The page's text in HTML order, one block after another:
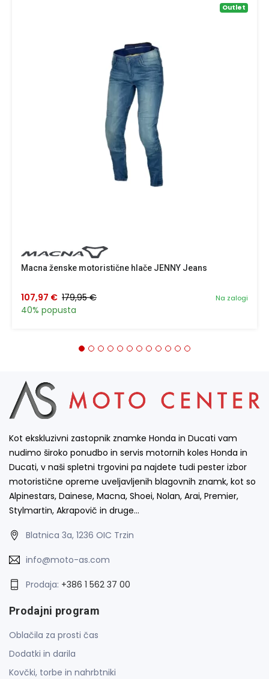
Outlet
Macna ženske motoristične hlače JENNY Jeans
Na zalogi
107,97 € 179,95 €
40% popusta
Kot ekskluzivni zastopnik znamke Honda in Ducati vam
nudimo široko ponudbo in servis motornih koles Honda in
Ducati, v naši spletni trgovini pa najdete tudi pester izbor
motoristične opreme uveljavljenih blagovnih znamk, kot so
Alpinestars, Dainese, Macna, Shoei, Nolan, Arai, Premier,
Stylmartin, Akrapovič in druge…
Blatnica 3a, 1236 OIC Trzin
info@moto-as.com
Prodaja: +386 1 562 37 00
Prodajni program
Oblačila za prosti čas
Dodatki in darila
Kovčki, torbe in nahrbtniki